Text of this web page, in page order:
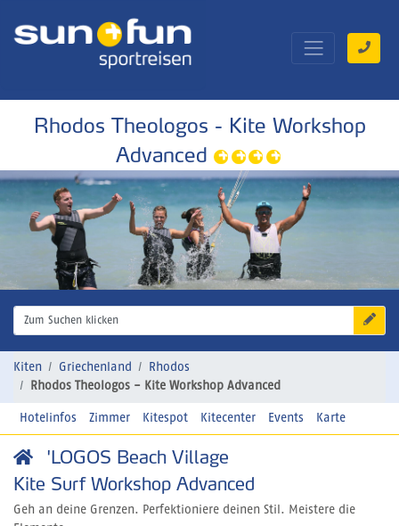
Rhodos Theologos - Kite Workshop
Advanced
Zum Suchen klicken
Kiten Griechenland
Rhodos
Rhodos Theologos - Kite Workshop Advanced
Hotelinfos Zimmer Kitespot Kitecenter Events Karte
'LOGOS Beach Village
Kite Surf Workshop Advanced
Geh an deine Grenzen. Perfektioniere deinen Stil. Meistere die